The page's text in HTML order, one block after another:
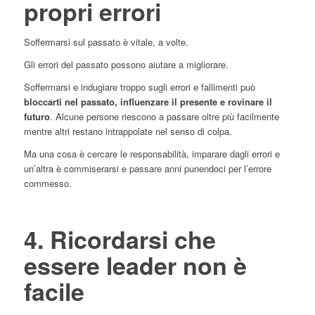
propri errori
Soffermarsi sul passato è vitale, a volte.
Gli errori del passato possono aiutare a migliorare.
Soffermarsi e indugiare troppo sugli errori e fallimenti può
bloccarti nel passato, influenzare il presente e rovinare il
futuro. Alcune persone riescono a passare oltre più facilmente
mentre altri restano intrappolate nel senso di colpa.
Ma una cosa è cercare le responsabilità, imparare dagli errori e
un’altra è commiserarsi e passare anni punendoci per l’errore
commesso.
4. Ricordarsi che
essere leader non è
facile